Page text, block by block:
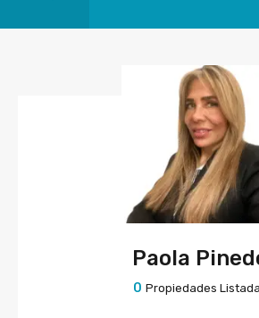
Paola
0 Propiedades